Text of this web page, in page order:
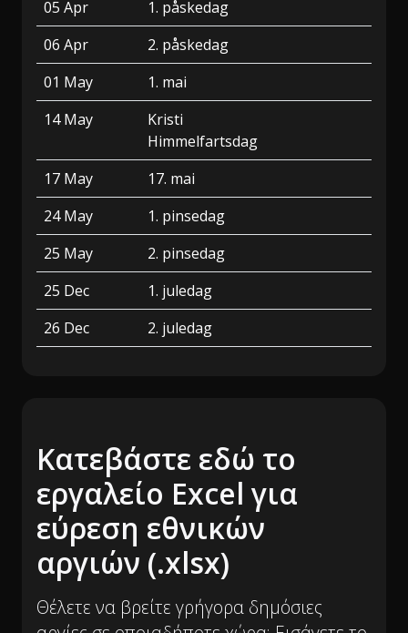
05 Apr
1. påskedag
06 Apr
2. påskedag
01 May
1. mai
14 May
Kristi
Himmelfartsdag
17 May
17. mai
24 May
1. pinsedag
25 May
2. pinsedag
25 Dec
1. juledag
26 Dec
2. juledag
Κατεβάστε εδώ το
εργαλείο Excel για
εύρεση εθνικών
αργιών (.xlsx)
Θέλετε να βρείτε γρήγορα δημόσιες